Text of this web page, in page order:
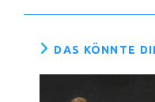
DAS KÖNNTE